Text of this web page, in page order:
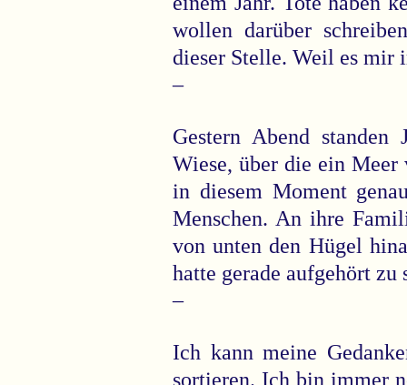
wollen darüber
dieser Stelle. Weil es mir
–
Gestern Abend
Wiese, über die ein
in diesem Moment
Menschen. An ihre
von unten den Hügel
hatte gerade aufgehört zu
–
Ich kann meine
sortieren. Ich bin immer